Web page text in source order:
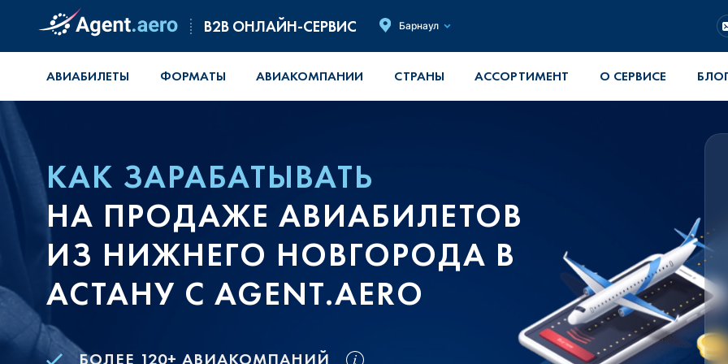
B2B ОНЛАЙН-СЕРВИС Барнаул
АВИАБИЛЕТЫ ФОРМАТЫ АВИАКОМПАНИИ СТРАНЫ АССОРТИМЕНТ О СЕРВИСЕ
КАК ЗАРАБАТЫВАТЬ
НА ПРОДАЖЕ АВИАБИЛЕТОВ
ИЗ НИЖНЕГО НОВГОРОДА В
АСТАНУ С AGENT.AERO
БОЛЕЕ 120+ АВИАКОМПАНИЙ